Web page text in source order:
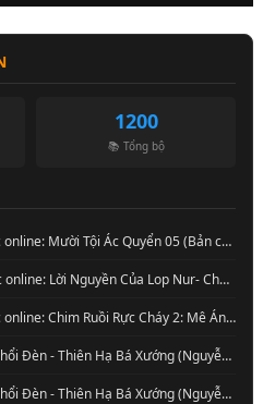
1200
📚 Tổng bộ
[SVIP] Truyện audio + Đọc online: Mười Tội Ác Quyển 05 (Bản chính thức) - Tri Thù (Chương 15)
[SVIP] Truyện Audio + Đọc online: Lời Nguyền Của Lop Nur- Chu Đức Đông (Update tập 16 Audio)
[SVIP] Truyện audio + Đọc online: Chim Ruồi Rực Cháy 2: Mê Án 1985 - Tần Minh (Audio Tập 11)
[Free] Truyện audio: Ma Thổi Đèn - Thiên Hạ Bá Xướng (Nguyễn Thành đọc-Quyển 08)
[Free] Truyện audio: Ma Thổi Đèn - Thiên Hạ Bá Xướng (Nguyễn Thành đọc-Quyển 07)